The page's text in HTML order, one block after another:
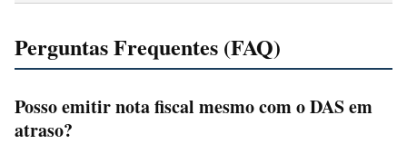
Perguntas Frequentes (FAQ)
Posso emitir nota fiscal mesmo com o DAS em
atraso?